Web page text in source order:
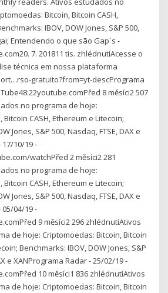
Bitcoin, Bitcoin CASH,
IBOV, DOW Jones, S&P 500,
Entendendo o que são Gap´s -
7. 201811 tis. zhlédnutíAcesse o
técnica em nossa plataforma
gratuito?from=yt-descPrograma
8 měsíci2 507
no programa de hoje:
CASH, Ethereum e Litecoin;
Jones, S&P 500, Nasdaq, FTSE, DAX e
17/10/19 -
watchPřed 2 měsíci2 281
no programa de hoje:
CASH, Ethereum e Litecoin;
Jones, S&P 500, Nasdaq, FTSE, DAX e
05/04/19 -
9 měsíci2 296 zhlédnutíAtivos
de hoje: Criptomoedas: Bitcoin, Bitcoin
Benchmarks: IBOV, DOW Jones, S&P
e XANPrograma Radar - 25/02/19 -
10 měsíci1 836 zhlédnutíAtivos
de hoje: Criptomoedas: Bitcoin, Bitcoin